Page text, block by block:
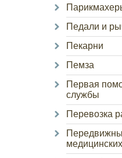
Педали и
Пекарни
Пемза
Первая
службы
Перевозка